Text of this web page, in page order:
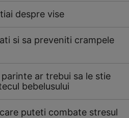
despre vise
si sa preveniti crampele
ar trebui sa le stie
bebelusului
puteti combate stresul